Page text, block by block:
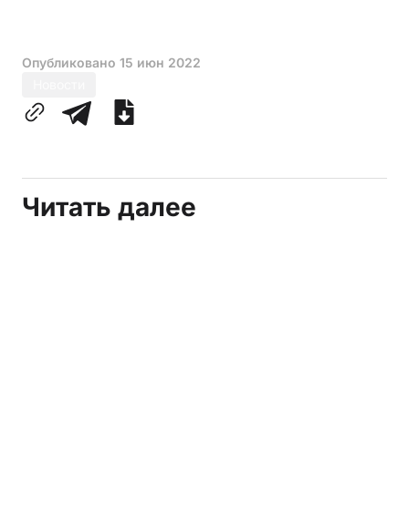
Опубликовано 15 июн 2022
Читать далее